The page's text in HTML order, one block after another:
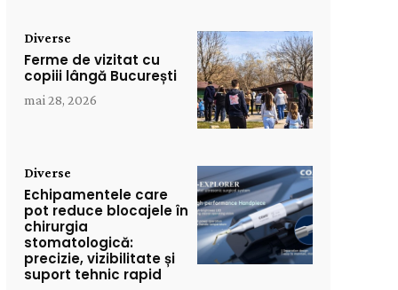
Diverse
Ferme de vizitat cu
copiii lângă București
mai 28, 2026
Diverse
Echipamentele care
pot reduce blocajele în
chirurgia
stomatologică:
precizie, vizibilitate și
suport tehnic rapid